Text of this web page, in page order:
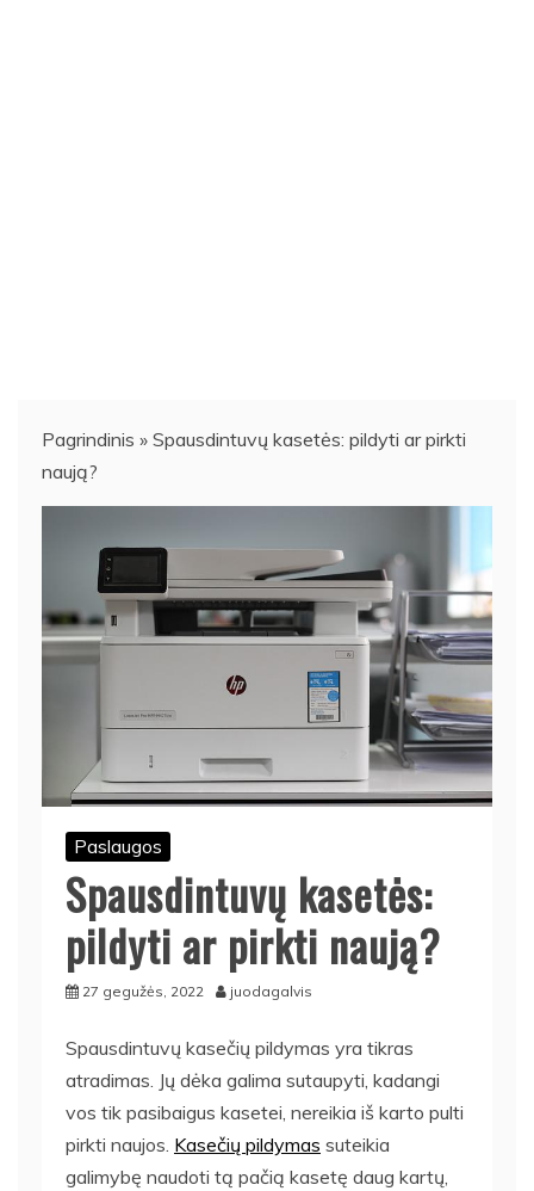
Pagrindinis » Spausdintuvų kasetės: pildyti ar pirkti
naują?
Paslaugos
Spausdintuvų kasetės:
pildyti ar pirkti naują?
27 gegužės, 2022 juodagalvis
Spausdintuvų kasečių pildymas yra tikras
atradimas. Jų dėka galima sutaupyti, kadangi
vos tik pasibaigus kasetei, nereikia iš karto pulti
pirkti naujos. Kasečių pildymas suteikia
galimybę naudoti tą pačią kasetę daug kartų,